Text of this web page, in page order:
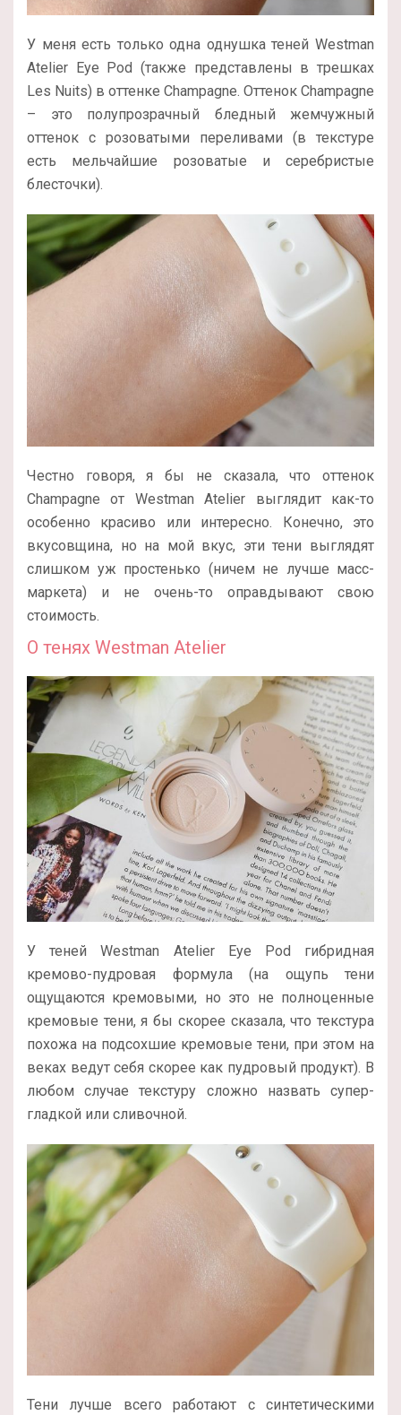
У меня есть только одна однушка теней Westman
Atelier Eye Pod (также представлены в трешках
Les Nuits) в оттенке Champagne. Оттенок Champagne
– это полупрозрачный бледный жемчужный
оттенок с розоватыми переливами (в текстуре
есть мельчайшие розоватые и серебристые
блесточки).
Честно говоря, я бы не сказала, что оттенок
Champagne от Westman Atelier выглядит как-то
особенно красиво или интересно. Конечно, это
вкусовщина, но на мой вкус, эти тени выглядят
слишком уж простенько (ничем не лучше масс-
маркета) и не очень-то оправдывают свою
стоимость.
О тенях Westman Atelier
У теней Westman Atelier Eye Pod гибридная
кремово-пудровая формула (на ощупь тени
ощущаются кремовыми, но это не полноценные
кремовые тени, я бы скорее сказала, что текстура
похожа на подсохшие кремовые тени, при этом на
веках ведут себя скорее как пудровый продукт). В
любом случае текстуру сложно назвать супер-
гладкой или сливочной.
Тени лучше всего работают с синтетическими